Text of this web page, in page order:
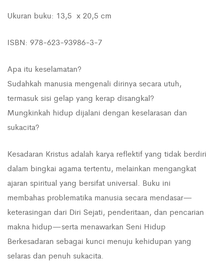
Ukuran buku: 13,5 x 20,5 cm
ISBN: 978-623-93986-3-7
Apa itu keselamatan?
Sudahkah manusia mengenali dirinya secara utuh,
termasuk sisi gelap yang kerap disangkal?
Mungkinkah hidup dijalani dengan keselarasan dan
sukacita?
Kesadaran Kristus adalah karya reflektif yang tidak berdiri
dalam bingkai agama tertentu, melainkan mengangkat
ajaran spiritual yang bersifat universal. Buku ini
membahas problematika manusia secara mendasar—
keterasingan dari Diri Sejati, penderitaan, dan pencarian
makna hidup—serta menawarkan Seni Hidup
Berkesadaran sebagai kunci menuju kehidupan yang
selaras dan penuh sukacita.